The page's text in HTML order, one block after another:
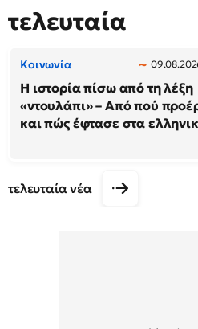
τελευταία
Κοινωνία
Η ιστορία πίσω από τη λέξη
«ντουλάπι» – Από πού
και πώς έφτασε στα
τελευταία νέα